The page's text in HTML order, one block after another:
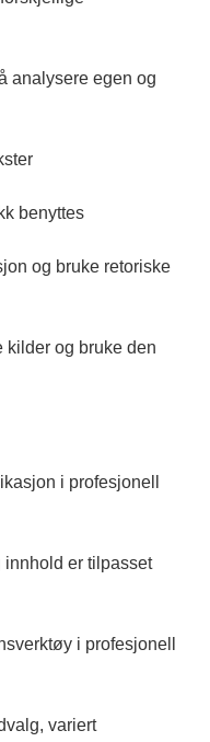
analysere egen og
benyttes
og bruke retoriske
kilder og bruke den
i profesjonell
innhold er tilpasset
i profesjonell
variert